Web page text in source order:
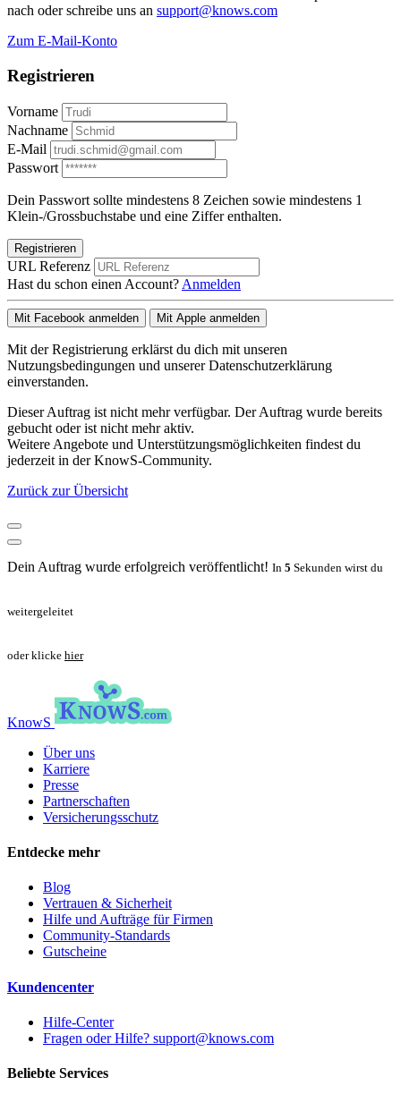
nach oder schreibe uns an support@knows.com
Zum E-Mail-Konto
Registrieren
Vorname
Nachname
E-Mail
Passwort
Dein Passwort sollte mindestens 8 Zeichen sowie mindestens 1
Klein-/Grossbuchstabe und eine Ziffer enthalten.
Registrieren
URL Referenz
Hast du schon einen Account? Anmelden
Mit Facebook anmelden Mit Apple anmelden
Mit der Registrierung erklärst du dich mit unseren
Nutzungsbedingungen und unserer Datenschutzerklärung
einverstanden.
Dieser Auftrag ist nicht mehr verfügbar. Der Auftrag wurde bereits
gebucht oder ist nicht mehr aktiv.
Weitere Angebote und Unterstützungsmöglichkeiten findest du
jederzeit in der KnowS-Community.
Zurück zur Übersicht
Dein Auftrag wurde erfolgreich veröffentlicht! In 5 Sekunden wirst du
weitergeleitet
oder klicke hier
KnowS
Über uns
Karriere
Presse
Partnerschaften
Versicherungsschutz
Entdecke mehr
Blog
Vertrauen & Sicherheit
Hilfe und Aufträge für Firmen
Community-Standards
Gutscheine
Kundencenter
Hilfe-Center
Fragen oder Hilfe? support@knows.com
Beliebte Services